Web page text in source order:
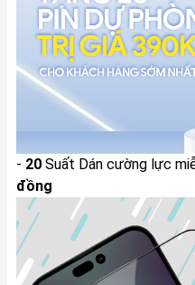
- 20 Suất Dán cường lực
đồng